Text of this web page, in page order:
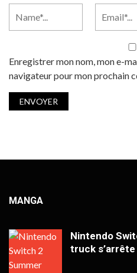
Enregistrer mon nom, mon e-
navigateur pour mon prochain
MANGA
Nintendo
truck s’arrête